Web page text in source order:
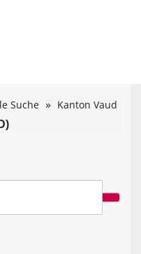
Suche Kanton Vaud